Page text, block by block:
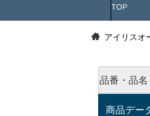
TOP
アイリスオ
品番・品
商品デー